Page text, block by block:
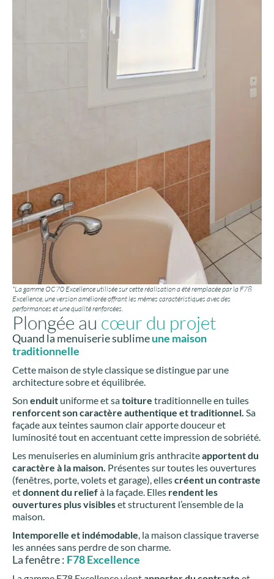
*La gamme OC70 Excellence utilisée sur cette réalisation a été remplacée par la F78
Excellence, une version améliorée offrant les mêmes caractéristiques avec des
performances et une qualité renforcées.
Plongée au cœur du projet
Quand la menuiserie sublimeune maison
traditionnelle
Cette maison de style classique se distingue par une
architecture sobre et équilibrée.
Son enduit uniforme et satoiture traditionnelle en tuiles
renforcent son caractère authentique et traditionnel. Sa
façade aux teintes saumon clair apporte douceur et
luminosité tout en accentuant cette impression de sobriété.
Les menuiseries en aluminium gris anthraciteapportent du
caractère à la maison. Présentes sur toutes les ouvertures
(fenêtres, porte, volets et garage), ellescréent un contraste
etdonnent du reliefà la façade. Elles rendent les
ouvertures plus visibleset structurent l’ensemble de la
maison.
Intemporelle et indémodable, la maison classique traverse
les années sans perdre de son charme.
La fenêtre : F78 Excellence